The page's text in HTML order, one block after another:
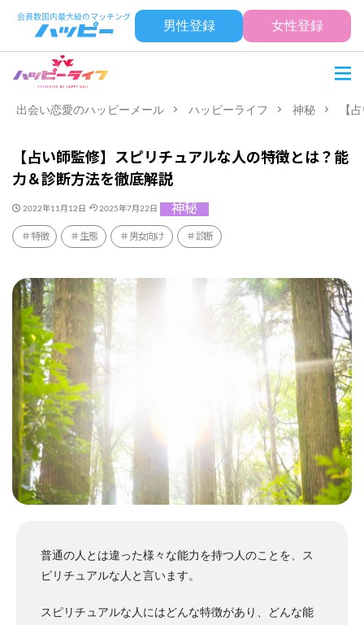
男性登録 女性登録
出会い恋愛のハッピーメール ハッピーライフ 神秘 【
【占い師監修】スピリチュアルな人の特徴とは？能
力＆診断方法を徹底解説
2022年11月12日 2025年7月22日 神秘
特徴 生態 男女向け 診断
普通の人とは違った様々な能力を持つ人のことを、ス
ピリチュアルな人と言います。
スピリチュアルな人にはどんな特徴があり、どんな能